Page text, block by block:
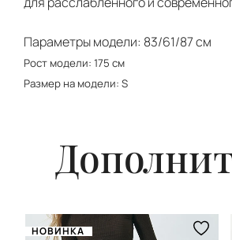
Параметры модели: 83/61/87 см
Рост модели: 175 см
Размер на модели: S
НОВИНКА